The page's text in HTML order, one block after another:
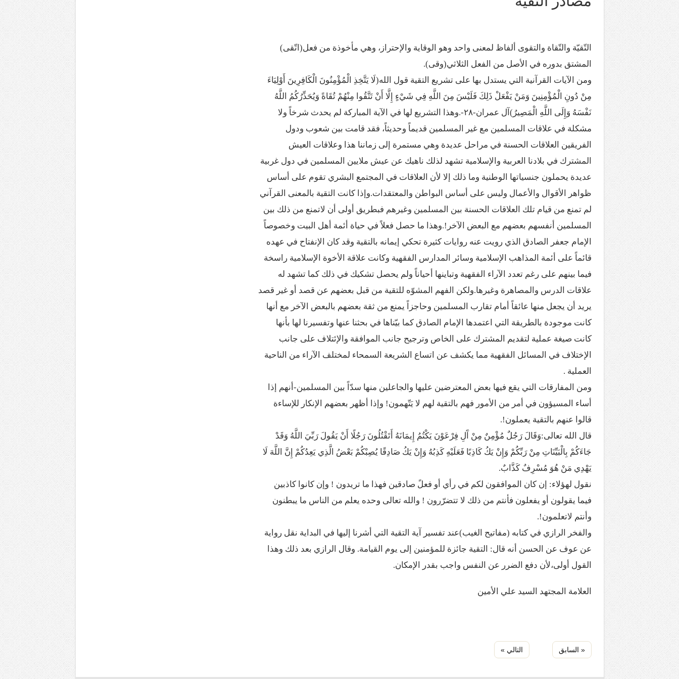
المذاهب ليست قدرًا لا يمكن تجاوزه
نسج العلاقة مع الآخر تكون من خلال منظومة القيم و المبادئ الانسانية التي تجعل الناس سواسية لا تفرق بينهم أعراق و ألوان و لا تمنحهم الامتيازات أنساب و أديان
التّقيّة والتّقاة والتقوى ألفاظ لمعنى واحد وهو الوقاية والإحتراز، وهي مأخوذة من فعل(اتّقى)
المشتق بدوره في الأصل من الفعل الثلاثي(وقى).
ومن الآيات القرآنية التي يستدل بها على تشريع التقية قول الله(لَا يَتَّخِذِ الْمُؤْمِنُونَ الْكَافِرِينَ أَوْلِيَاءَ
مِنْ دُونِ الْمُؤْمِنِينَ وَمَنْ يَفْعَلْ ذَلِكَ فَلَيْسَ مِنَ اللَّهِ فِي شَيْءٍ إِلَّا أَنْ تَتَّقُوا مِنْهُمْ تُقَاةً وَيُحَذِّرُكُمُ اللَّهُ
نَفْسَهُ وَإِلَى اللَّهِ الْمَصِيرُ)آل عمران-٢٨-.وهذا التشريع لها في الآية المباركة لم يحدث شرخاً ولا
مشكلة في علاقات المسلمين مع غير المسلمين قديماً وحديثاً، فقد قامت بين شعوب ودول
الفريقين العلاقات الحسنة في مراحل عديدة وهي مستمرة إلى زماننا هذا وعلاقات العيش
المشترك في بلادنا العربية والإسلامية تشهد لذلك ناهيك عن عيش ملايين المسلمين في دول غربية
عديدة يحملون جنسياتها الوطنية وما ذلك إلا لأن العلاقات في المجتمع البشري تقوم على أساس
ظواهر الأقوال والأعمال وليس على أساس البواطن والمعتقدات.وإذا كانت التقية بالمعنى القرآني
لم تمنع من قيام تلك العلاقات الحسنة بين المسلمين وغيرهم فبطريق أولى أن لاتمنع من ذلك بين
المسلمين أنفسهم بعضهم مع البعض الآخر!.وهذا ما حصل فعلاً في حياة أئمة أهل البيت وخصوصاً
الإمام جعفر الصادق الذي رويت عنه روايات كثيرة تحكي إيمانه بالتقية وقد كان الإنفتاح في عهده
قائماً على أئمة المذاهب الإسلامية وسائر المدارس الفقهية وكانت علاقة الأخوة الإسلامية راسخة
فيما بينهم على رغم تعدد الآراء الفقهية وتباينها أحياناً ولم يحصل تشكيك في ذلك كما تشهد له
علاقات الدرس والمصاهرة وغيرها.ولكن الفهم المشوّه للتقية من قبل بعضهم عن قصد أو غير قصد
يريد أن يجعل منها عائقاً أمام تقارب المسلمين وحاجزاً يمنع من ثقة بعضهم بالبعض الآخر مع أنها
كانت موجودة بالطريقة التي اعتمدها الإمام الصادق كما بيّناها في بحثنا عنها وتفسيرنا لها بأنها
كانت صيغة عملية لتقديم المشترك على الخاص وترجيح جانب الموافقة والإئتلاف على جانب
الإختلاف في المسائل الفقهية مما يكشف عن اتساع الشريعة السمحاء لمختلف الآراء من الناحية
العملية .
ومن المفارقات التي يقع فيها بعض المعترضين عليها والجاعلين منها سدّاً بين المسلمين-أنهم إذا
أساء المسيؤون في أمر من الأمور فهم بالتقية لهم لا يَتّهمون! وإذا أظهر بعضهم الإنكار للإساءة
قالوا عنهم بالتقية يعملون!.
قال الله تعالى:وَقَالَ رَجُلٌ مُؤْمِنٌ مِنْ آَلِ فِرْعَوْنَ يَكْتُمُ إِيمَانَهُ أَتَقْتُلُونَ رَجُلًا أَنْ يَقُولَ رَبِّيَ اللَّهُ وَقَدْ
جَاءَكُمْ بِالْبَيِّنَاتِ مِنْ رَبِّكُمْ وَإِنْ يَكُ كَاذِبًا فَعَلَيْهِ كَذِبُهُ وَإِنْ يَكُ صَادِقًا يُصِبْكُمْ بَعْضُ الَّذِي يَعِدُكُمْ إِنَّ اللَّهَ لَا
يَهْدِي مَنْ هُوَ مُسْرِفٌ كَذَّابٌ.
نقول لهؤلاء: إن كان الموافقون لكم في رأي أو فعلً صادقين فهذا ما تريدون ! وإن كانوا كاذبين
فيما يقولون أو يفعلون فأنتم من ذلك لا تتضرّرون ! والله تعالى وحده يعلم من الناس ما يبطنون
وأنتم لاتعلمون!.
والفخر الرازي في كتابه (مفاتيح الغيب)عند تفسير آية التقية التي أشرنا إليها في البداية نقل رواية
عن عوف عن الحسن أنه قال: التقية جائزة للمؤمنين إلى يوم القيامة. وقال الرازي بعد ذلك وهذا
القول أولى،لأن دفع الضرر عن النفس واجب بقدر الإمكان.
العلامة المجتهد السيد علي الأمين
« السابق التالي »